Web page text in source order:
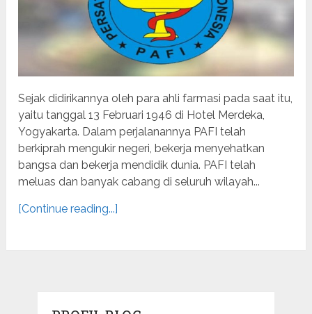
Sejak didirikannya oleh para ahli farmasi pada saat itu,
yaitu tanggal 13 Februari 1946 di Hotel Merdeka,
Yogyakarta. Dalam perjalanannya PAFI telah
berkiprah mengukir negeri, bekerja menyehatkan
bangsa dan bekerja mendidik dunia. PAFI telah
meluas dan banyak cabang di seluruh wilayah...
[Continue reading...]